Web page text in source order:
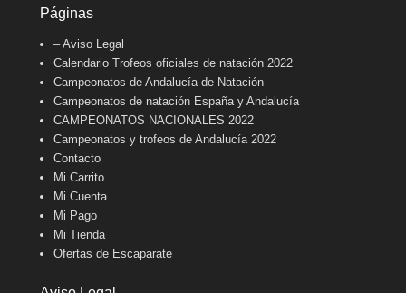
Páginas
– Aviso Legal
Calendario Trofeos oficiales de natación 2022
Campeonatos de Andalucía de Natación
Campeonatos de natación España y Andalucía
CAMPEONATOS NACIONALES 2022
Campeonatos y trofeos de Andalucía 2022
Contacto
Mi Carrito
Mi Cuenta
Mi Pago
Mi Tienda
Ofertas de Escaparate